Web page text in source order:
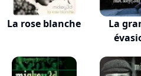
La rose blanche
La